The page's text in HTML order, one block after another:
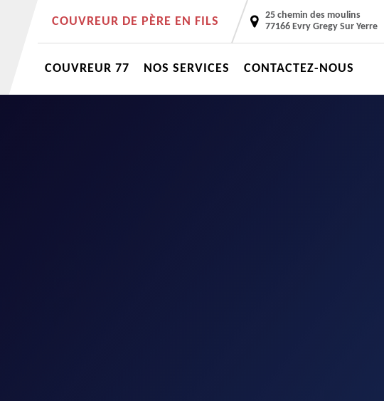
COUVREUR DE PÈRE EN FILS
25 chemin des moulins
77166 Evry Gregy Sur Yerre
COUVREUR 77 NOS SERVICES CONTACTEZ-NOUS